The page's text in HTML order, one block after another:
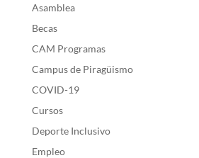
Asamblea
Becas
CAM Programas
Campus de Piragüismo
COVID-19
Cursos
Deporte Inclusivo
Empleo